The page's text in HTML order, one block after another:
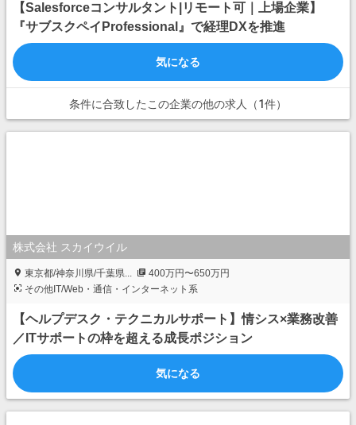
【Salesforceコンサルタント|リモート可｜上場企業】
『サブスクペイProfessional』で経理DXを推進
気になる
条件に合致したこの企業の他の求人（1件）
株式会社 スカイウイル
東京都/神奈川県/千葉県...
400万円〜650万円
その他IT/Web・通信・インターネット系
【ヘルプデスク・テクニカルサポート】情シス×業務改善
／ITサポートの枠を超える成長ポジション
気になる